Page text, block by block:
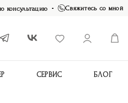
консультацию Свяжитесь со мной
СЕРВИС БЛОГ